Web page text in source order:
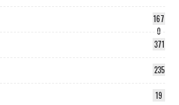
167
0
371
235
19